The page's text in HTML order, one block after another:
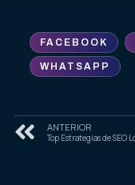
FACEBOOK
WHATSAPP
ANTERIOR